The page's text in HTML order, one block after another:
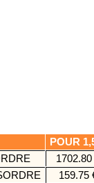
POUR
1702.80
159.75